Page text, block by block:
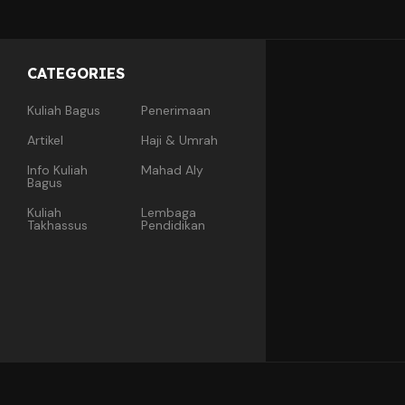
CATEGORIES
Kuliah Bagus
Penerimaan
Artikel
Haji & Umrah
Info Kuliah
Bagus
Mahad Aly
Kuliah
Takhassus
Lembaga
Pendidikan